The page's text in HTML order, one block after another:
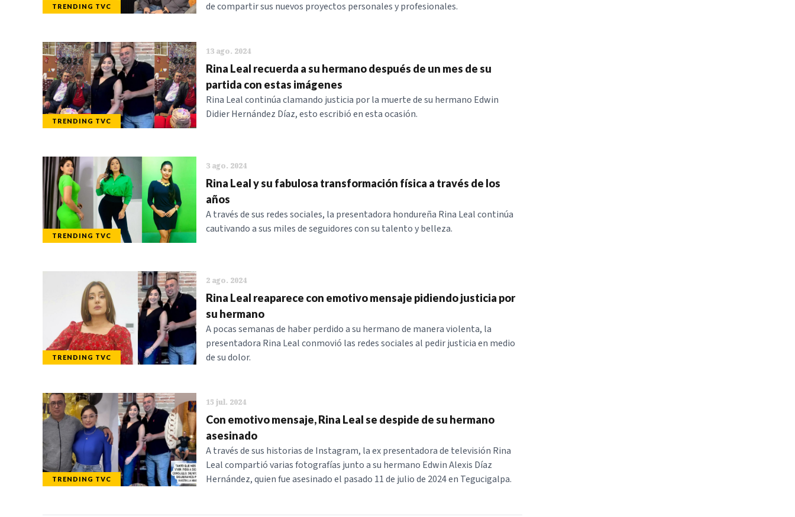
TRENDING TVC
de compartir sus nuevos proyectos personales y profesionales.
TRENDING TVC
13 ago. 2024
Rina Leal recuerda a su hermano después de un mes de su
partida con estas imágenes
Rina Leal continúa clamando justicia por la muerte de su hermano Edwin
Didier Hernández Díaz, esto escribió en esta ocasión.
TRENDING TVC
3 ago. 2024
Rina Leal y su fabulosa transformación física a través de los
años
A través de sus redes sociales, la presentadora hondureña Rina Leal continúa
cautivando a sus miles de seguidores con su talento y belleza.
TRENDING TVC
2 ago. 2024
Rina Leal reaparece con emotivo mensaje pidiendo justicia por
su hermano
A pocas semanas de haber perdido a su hermano de manera violenta, la
presentadora Rina Leal conmovió las redes sociales al pedir justicia en medio
de su dolor.
TRENDING TVC
15 jul. 2024
Con emotivo mensaje, Rina Leal se despide de su hermano
asesinado
A través de sus historias de Instagram, la ex presentadora de televisión Rina
Leal compartió varias fotografías junto a su hermano Edwin Alexis Díaz
Hernández, quien fue asesinado el pasado 11 de julio de 2024 en Tegucigalpa.